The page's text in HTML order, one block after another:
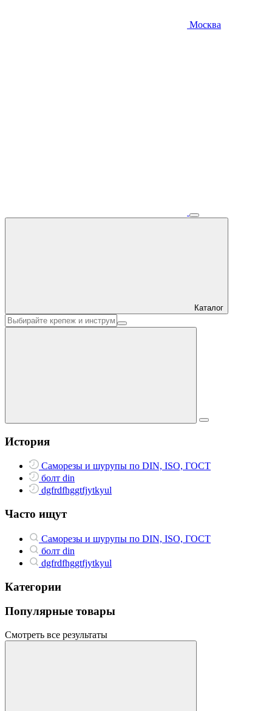
Москва
Каталог
История
Саморезы и шурупы по DIN, ISO, ГОСТ
болт din
dgfrdfhggtfjytkyul
Часто ищут
Саморезы и шурупы по DIN, ISO, ГОСТ
болт din
dgfrdfhggtfjytkyul
Категории
Популярные товары
Смотреть все результаты